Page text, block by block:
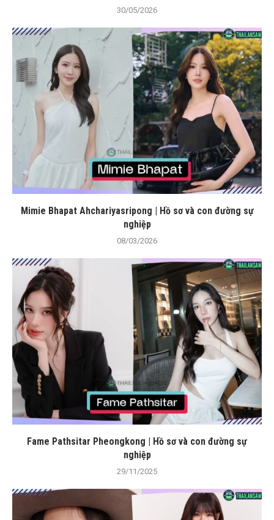
30/05/2026
Mimie Bhapat Ahchariyasripong | Hồ sơ và con đường sự
nghiệp
08/03/2026
Fame Pathsitar Pheongkong | Hồ sơ và con đường sự
nghiệp
29/11/2025